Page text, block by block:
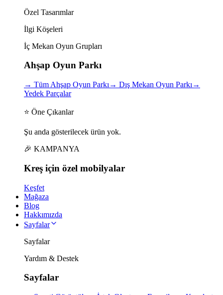
Özel Tasarımlar
İlgi Köşeleri
İç Mekan Oyun Grupları
Ahşap Oyun Parkı
→ Tüm Ahşap Oyun Parkı → Dış Mekan Oyun Parkı →
Yedek Parçalar
⭐ Öne Çıkanlar
Şu anda gösterilecek ürün yok.
🎉 KAMPANYA
Kreş için özel mobilyalar
Keşfet
Mağaza
Blog
Hakkımızda
Sayfalar
Sayfalar
Yardım & Destek
Sayfalar